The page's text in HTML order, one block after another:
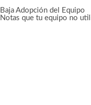
Baja Adopción del Equipo
Notas que tu equipo no